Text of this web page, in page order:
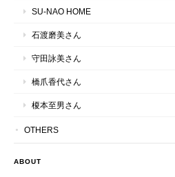
SU-NAO HOME
石渡磨美さん
守田詠美さん
橋爪香代さん
榎本至男さん
OTHERS
ABOUT